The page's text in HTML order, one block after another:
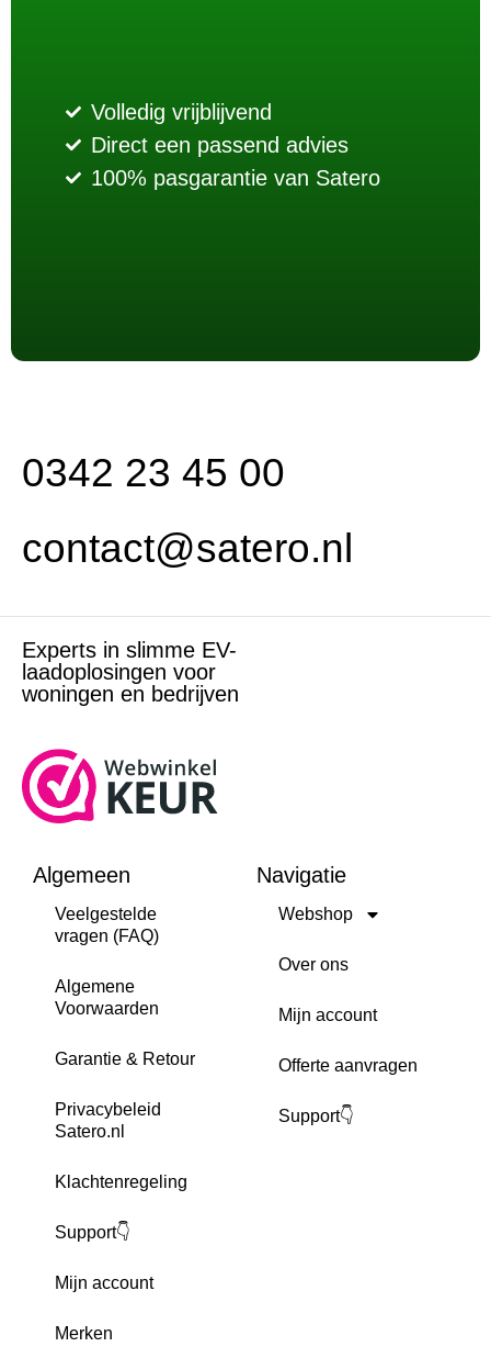
Volledig vrijblijvend
Direct een passend advies
100% pasgarantie van Satero
0342 23 45 00
contact@satero.nl
Experts in slimme EV-
laadoplosingen voor
woningen en bedrijven
Algemeen
Veelgestelde
vragen (FAQ)
Algemene
Voorwaarden
Garantie & Retour
Privacybeleid
Satero.nl
Klachtenregeling
Support👇
Mijn account
Merken
Navigatie
Webshop
Over ons
Mijn account
Offerte aanvragen
Support👇